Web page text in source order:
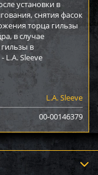
установки в
снятия фасок
торца гильзы
в случае
в
L.A. Sleeve
L.A. Sleeve
00-00146379